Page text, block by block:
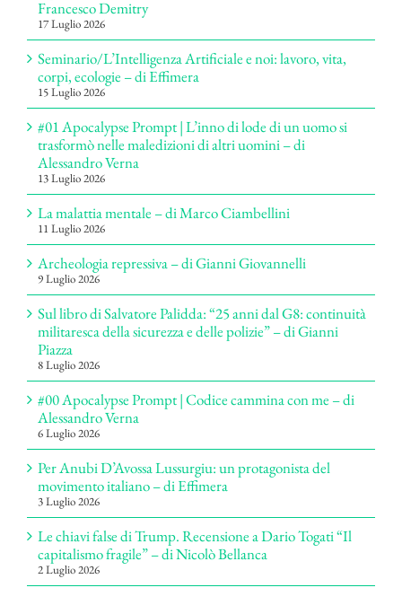
Francesco Demitry
17 Luglio 2026
Seminario/L’Intelligenza Artificiale e noi: lavoro, vita,
corpi, ecologie – di Effimera
15 Luglio 2026
#01 Apocalypse Prompt | L’inno di lode di un uomo si
trasformò nelle maledizioni di altri uomini – di
Alessandro Verna
13 Luglio 2026
La malattia mentale – di Marco Ciambellini
11 Luglio 2026
Archeologia repressiva – di Gianni Giovannelli
9 Luglio 2026
Sul libro di Salvatore Palidda: “25 anni dal G8: continuità
militaresca della sicurezza e delle polizie” – di Gianni
Piazza
8 Luglio 2026
#00 Apocalypse Prompt | Codice cammina con me – di
Alessandro Verna
6 Luglio 2026
Per Anubi D’Avossa Lussurgiu: un protagonista del
movimento italiano – di Effimera
3 Luglio 2026
Le chiavi false di Trump. Recensione a Dario Togati “Il
capitalismo fragile” – di Nicolò Bellanca
2 Luglio 2026